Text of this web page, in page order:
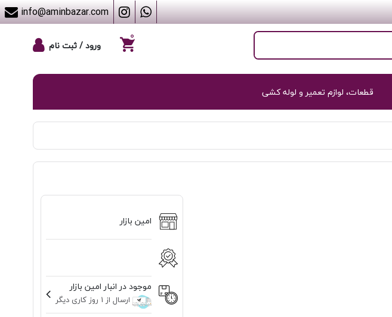
info@aminbazar.com
ورود / ثبت نام
۰
قطعات، لوازم تعمیر و لوله کشی
امین بازار
موجود در انبار امین بازار
ارسال از 1 روز کاری دیگر